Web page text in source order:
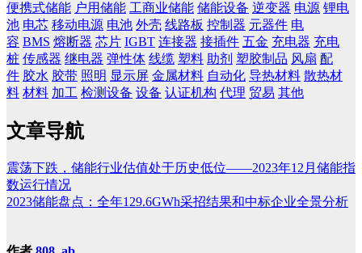
便携式储能 户用储能 工商业储能 储能设备 逆变器 电源 锂电
池 电芯 移动电源 电池 外壳 线路板 控制器 元器件 电
容 BMS 熔断器 芯片 IGBT 连接器 接插件 五金 充电器 充电
桩 传感器 继电器 弹性体 线缆 塑料 助剂 塑胶制品 风扇 配
件 胶水 胶带 照明 显示屏 金属材料 自动化 导热材料 散热材
料 材料 加工 检测设备 设备 认证机构 代理 贸易 其他
文章导航
震荡下跌，储能行业估值处于历史低位——2023年12月储能指
数运行情况
2023储能盘点：全年129.6GWh采招结果和中标企业全景分析